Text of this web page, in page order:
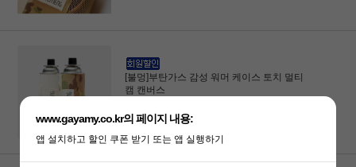
[불멍]부탄가스 감성 워머 케이스 토치 멀티
캠 캔버스
15,000원
www.gayamy.co.kr의 페이지 내용:
앱 설치하고 할인 쿠폰 받기 또는 앱 실행하기